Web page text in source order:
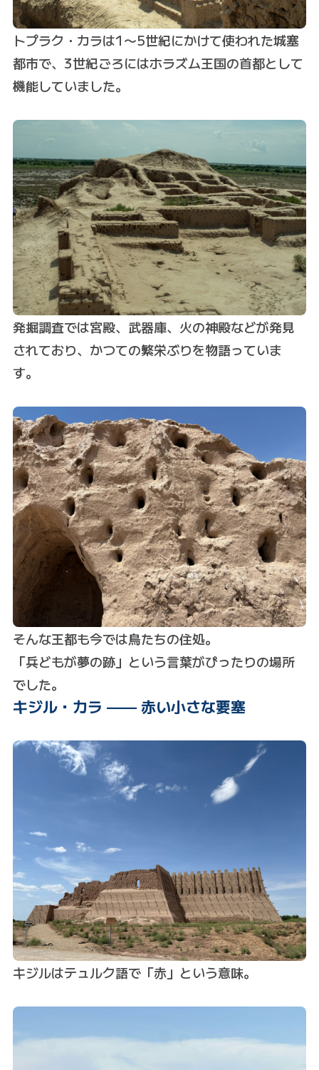
トプラク・カラは1〜5世紀にかけて使われた城塞
都市で、3世紀ごろにはホラズム王国の首都として
機能していました。
発掘調査では宮殿、武器庫、火の神殿などが発見
されており、かつての繁栄ぶりを物語っていま
す。
そんな王都も今では鳥たちの住処。
「兵どもが夢の跡」という言葉がぴったりの場所
でした。
キジル・カラ —— 赤い小さな要塞
キジルはテュルク語で「赤」という意味。